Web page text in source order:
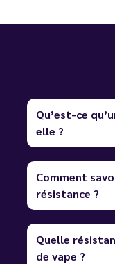
Qu’est-ce
elle ?
Comment
résistance ?
Quelle
de vape ?